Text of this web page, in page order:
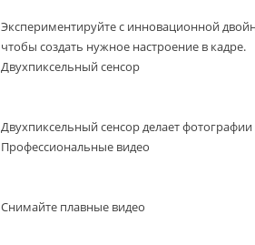
Экспериментируйте с инновационной
чтобы создать нужное настроение в кадре.
Двухпиксельный сенсор
Двухпиксельный сенсор делает
Профессиональные видео
Снимайте плавные видео